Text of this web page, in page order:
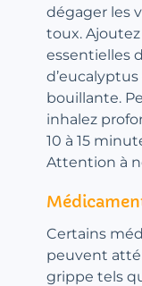
dégager les
toux.
essentielles
bouillante.
inhalez
10 à 15
Attention à
Certains
peuvent
grippe tels